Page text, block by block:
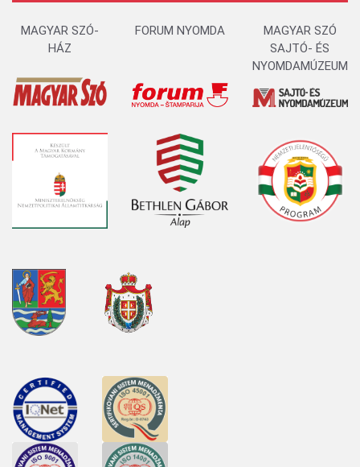
MAGYAR SZÓ-
HÁZ
FORUM NYOMDA
MAGYAR SZÓ
SAJTÓ- ÉS
NYOMDAMÚZEUM